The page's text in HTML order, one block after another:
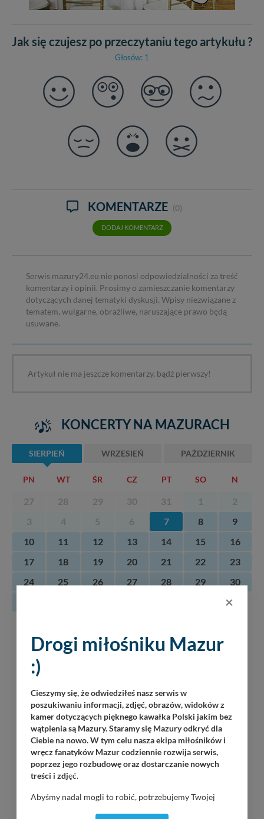
Jak się czujesz po przeczytaniu tego artykułu ?
Głosów: 1
KOMENTARZE (0)
DODAJ KOMENTARZ
Serwis mazury24.eu nie ponosi odpowiedzialności za treść
komentarzy i opinii. Prosimy o zamieszczanie komentarzy
dotyczących danej tematyki dyskusji. Wpisy niezwiązane z
tematem, wulgarne, obraźliwe, naruszające prawo będą
usuwane.
Artykuł nie ma jeszcze komentarzy, bądź pierwszy!
KONCERTY NA MAZURACH
SIERPIEŃ WRZESIEŃ PAŹDZIERNIK
PN WT ŚR CZ PT SO N
27 28 29 30 31 1
2
3
4 5 6 7 8
9
10
11 12 13 14 15
16
17
18 19 20 21 22
23
24
25 26 27 28 29
30
07
08.2026
Piękna Góra / Port Łabędzi Ostrów / 20:30
OKAW Sztorm
Wilkasy / Port PTTK Wilkasy / 21:00
Dolaroova
Wilkasy / Port AZS Wilkasy / 21:00
Tomasz Gr0m Paciorek
Górkło / Marina Górkło / 21:00
×
Drogi miłośniku Mazur
:)
Cieszymy się, że odwiedziłeś nasz serwis w
poszukiwaniu informacji, zdjęć, obrazów, widoków z
kamer dotyczących pięknego kawałka Polski jakim bez
wątpienia są Mazury. Staramy się Mazury odkryć dla
Ciebie na nowo. W tym celu nasza ekipa miłośników i
wręcz fanatyków Mazur codziennie rozwija serwis,
poprzez jego rozbudowę oraz dostarczanie nowych
treści i zdjęć.
Abyśmy nadal mogli to robić, potrzebujemy Twojej